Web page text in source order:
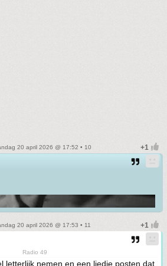
20 april 2026 @ 17:52 • 10
20 april 2026 @ 17:53 • 11
Radio 49
letterlijk nemen en een liedje posten dat